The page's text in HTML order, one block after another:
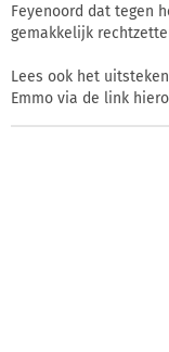
Feyenoord dat tegen
gemakkelijk
Lees ook het
Emmo via de link